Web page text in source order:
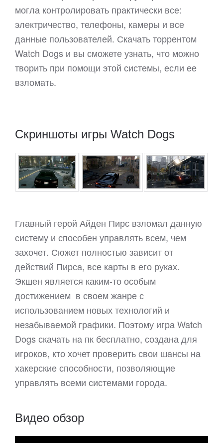
могла контролировать практически все:
электричество, телефоны, камеры и все
данные пользователей. Скачать торрентом
Watch Dogs и вы сможете узнать, что можно
творить при помощи этой системы, если ее
взломать.
Скриншоты игры Watch Dogs
Главный герой Айден Пирс взломал данную
систему и способен управлять всем, чем
захочет. Сюжет полностью зависит от
действий Пирса, все карты в его руках.
Экшен является каким-то особым
достижением в своем жанре с
использованием новых технологий и
незабываемой графики. Поэтому игра Watch
Dogs скачать на пк бесплатно, создана для
игроков, кто хочет проверить свои шансы на
хакерские способности, позволяющие
управлять всеми системами города.
Видео обзор